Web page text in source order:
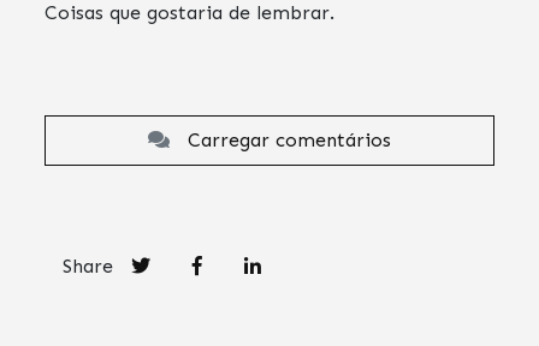
Coisas que gostaria de lembrar.
Carregar comentários
Share